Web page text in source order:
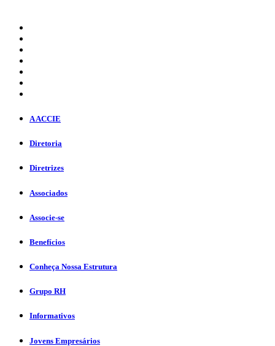
A ACCIE
Diretoria
Diretrizes
Associados
Associe-se
Benefícios
Conheça Nossa Estrutura
Grupo RH
Informativos
Jovens Empresários